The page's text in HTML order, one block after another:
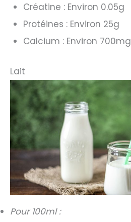
Créatine : Environ 0.05g
Protéines : Environ 25g
Calcium : Environ 700mg
Lait
Pour 100ml :